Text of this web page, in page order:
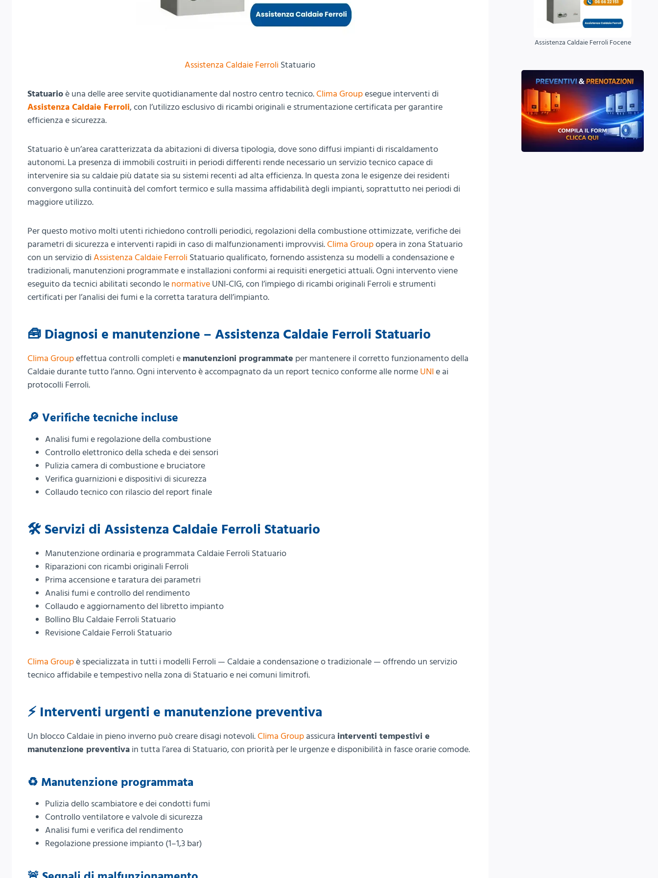
Assistenza Caldaie Ferroli Statuario
Statuarioè una delle aree servite quotidianamente dal nostro centro tecnico.Clima Groupesegue interventi di
Assistenza Caldaie Ferroli, con l’utilizzo esclusivo di ricambi originali e strumentazione certificata per garantire
efficienza e sicurezza.
Statuario è un’area caratterizzata da abitazioni di diversa tipologia, dove sono diffusi impianti di riscaldamento
autonomi. La presenza di immobili costruiti in periodi differenti rende necessario un servizio tecnico capace di
intervenire sia su caldaie più datate sia su sistemi recenti ad alta efficienza. In questa zona le esigenze dei residenti
convergono sulla continuità del comfort termico e sulla massima affidabilità degli impianti, soprattutto nei periodi di
maggiore utilizzo.
Per questo motivo molti utenti richiedono controlli periodici, regolazioni della combustione ottimizzate, verifiche dei
parametri di sicurezza e interventi rapidi in caso di malfunzionamenti improvvisi.Clima Groupopera in zona Statuario
con un servizio di Assistenza Caldaie Ferroli Statuario qualificato, fornendo assistenza su modelli a condensazione e
tradizionali, manutenzioni programmate e installazioni conformi ai requisiti energetici attuali. Ogni intervento viene
eseguito da tecnici abilitati secondo le normative UNI-CIG, con l’impiego di ricambi originali Ferroli e strumenti
certificati per l’analisi dei fumi e la corretta taratura dell’impianto.
🧰 Diagnosi e manutenzione – Assistenza Caldaie Ferroli Statuario
Clima Groupeffettua controlli completi e manutenzioni programmate per mantenere il corretto funzionamento della
Caldaie durante tutto l’anno. Ogni intervento è accompagnato da un report tecnico conforme alle norme UNI e ai
protocolli Ferroli.
🔎 Verifiche tecniche incluse
Analisi fumi e regolazione della combustione
Controllo elettronico della scheda e dei sensori
Pulizia camera di combustione e bruciatore
Verifica guarnizioni e dispositivi di sicurezza
Collaudo tecnico con rilascio del report finale
🛠️ Servizi di Assistenza Caldaie Ferroli Statuario
Manutenzione ordinaria e programmata Caldaie Ferroli Statuario
Riparazioni con ricambi originali Ferroli
Prima accensione e taratura dei parametri
Analisi fumi e controllo del rendimento
Collaudo e aggiornamento del libretto impianto
Bollino Blu Caldaie Ferroli Statuario
Revisione Caldaie Ferroli Statuario
Clima Groupè specializzata in tutti i modelli Ferroli — Caldaie a condensazione o tradizionale — offrendo un servizio
tecnico affidabile e tempestivo nella zona di Statuario e nei comuni limitrofi.
⚡ Interventi urgenti e manutenzione preventiva
Un blocco Caldaie in pieno inverno può creare disagi notevoli.Clima Group assicura interventi tempestivi e
manutenzione preventiva in tutta l’area di Statuario, con priorità per le urgenze e disponibilità in fasce orarie comode.
♻️ Manutenzione programmata
Pulizia dello scambiatore e dei condotti fumi
Controllo ventilatore e valvole di sicurezza
Analisi fumi e verifica del rendimento
Regolazione pressione impianto (1–1,3 bar)
Assistenza Caldaie Ferroli Focene